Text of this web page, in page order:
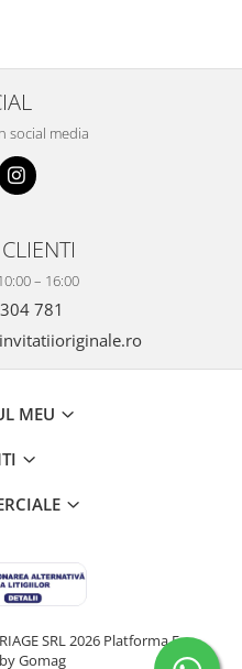
social media
– 16:00
781
MEU
SRL 2026 Platforma E-
Gomag